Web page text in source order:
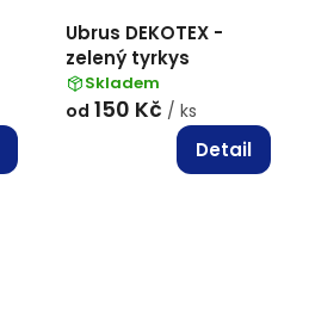
Ubrus DEKOTEX -
zelený tyrkys
Skladem
od 150 Kč / ks
Detail